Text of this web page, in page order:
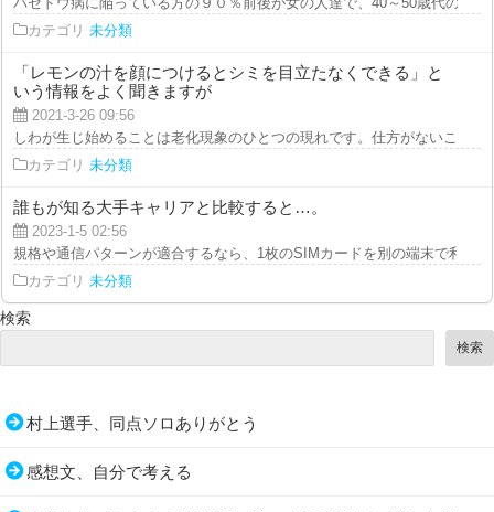
カテゴリ 未分類
「レモンの汁を顔につけるとシミを目立たなくできる」と
いう情報をよく聞きますが
2021-3-26 09:56
しわが生じ始めることは老化現象のひとつの現れです。仕方がないことだ
カテゴリ 未分類
誰もが知る大手キャリアと比較すると…。
2023-1-5 02:56
規格や通信パターンが適合するなら、1枚のSIMカードを別の端末で利用
カテゴリ 未分類
検索
検索
村上選手、同点ソロありがとう
感想文、自分で考える